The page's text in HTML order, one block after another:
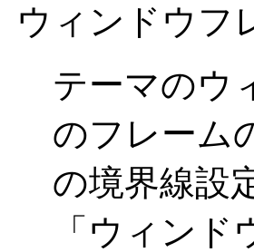
ウィンドウフ
テーマのウ
のフレーム
の境界線設
「ウィン